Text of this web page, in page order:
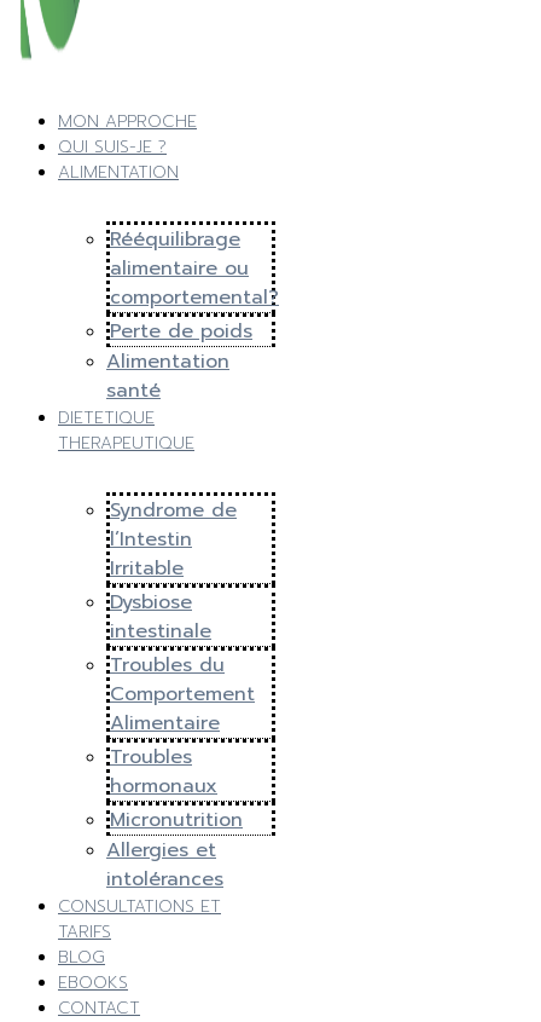
MON APPROCHE
QUI SUIS-JE ?
ALIMENTATION
Rééquilibrage
alimentaire ou
comportemental?
Perte de poids
Alimentation
santé
DIETETIQUE
THERAPEUTIQUE
Syndrome de
l’Intestin
Irritable
Dysbiose
intestinale
Troubles du
Comportement
Alimentaire
Troubles
hormonaux
Micronutrition
Allergies et
intolérances
CONSULTATIONS ET
TARIFS
BLOG
EBOOKS
CONTACT